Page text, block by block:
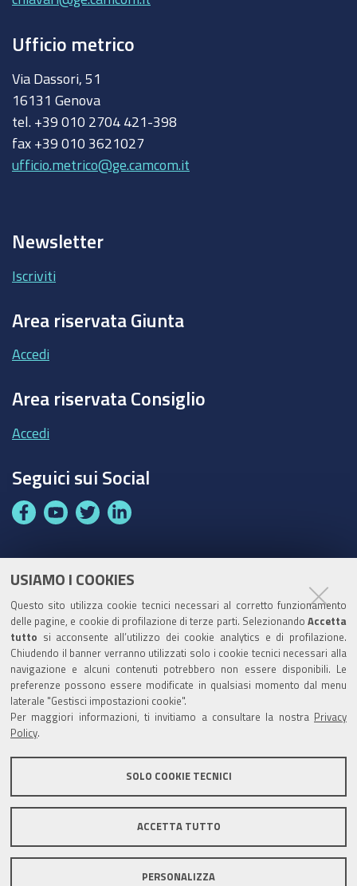
USIAMO I COOKIES
Questo sito utilizza cookie tecnici necessari al corretto funzionamento
delle pagine, e cookie di profilazione di terze parti. Selezionando Accetta
tutto si acconsente all’utilizzo dei cookie analytics e di profilazione.
Chiudendo il banner verranno utilizzati solo i cookie tecnici necessari alla
navigazione e alcuni contenuti potrebbero non essere disponibili. Le
preferenze possono essere modificate in qualsiasi momento dal menu
laterale "Gestisci impostazioni cookie".
Per maggiori informazioni, ti invitiamo a consultare la nostra
Privacy
Policy
SOLO COOKIE TECNICI
ACCETTA TUTTO
PERSONALIZZA
Ufficio metrico
Via Dassori, 51
16131 Genova
tel. +39 010 2704 421-398
fax +39 010 3621027
ufficio.metrico@ge.camcom.it
Newsletter
Iscriviti
Area riservata Giunta
Accedi
Area riservata Consiglio
Accedi
Seguici sui Social
F
e
o
o
k
Y
t
b
e
T
t
e
r
L
k
d
I
n
Codice Univoco Ufficio:UF1SDE
I soggetti privati potranno effettuare i pagamenti
tramite PagoPA con Modalità diretta o con Avviso di
pagamento al seguente linkPaga con PagoPA
Codice IBAN per le pubbliche amministrazioni
Banca D’Italia: IT96Z0100004306TU0000007079
Mappa del sito Privacy policy
Note legali
Area riservata Credits